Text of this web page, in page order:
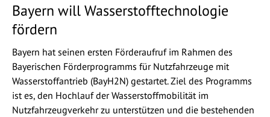
Bayern will Wasserstofftechnologie
fördern
Bayern hat seinen ersten Förderaufruf im Rahmen des
Bayerischen Förderprogramms für Nutzfahrzeuge mit
Wasserstoffantrieb (BayH2N) gestartet. Ziel des Programms
ist es, den Hochlauf der Wasserstoffmobilität im
Nutzfahrzeugverkehr zu unterstützen und die bestehenden